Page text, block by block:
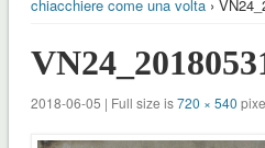
chiacchiere come una volta›
2018-06-05 | Full size is720 × 540